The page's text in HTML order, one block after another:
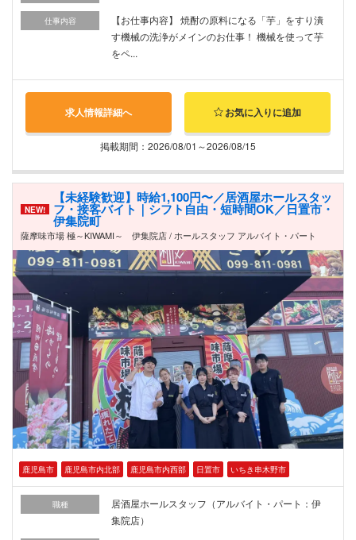
仕事内容
【お仕事内容】 焼酎の原料になる「芋」をすり潰
す機械の洗浄がメインのお仕事！ 機械を使って芋
をペ...
求人情報詳細へ お気に入りに追加
掲載期間：2026/08/01～2026/08/15
NEW!
【未経験歓迎】時給1,100円〜／居酒屋ホールスタッ
フ・接客バイト｜シフト自由・短時間OK／日置市・
伊集院町
薩摩味市場 極～KIWAMI～ 伊集院店 / ホールスタッフ アルバイト・パート
鹿児島市 鹿児島市内北部 鹿児島市内西部 日置市 いちき串木野市
職種
居酒屋ホールスタッフ（アルバイト・パート：伊
集院店）